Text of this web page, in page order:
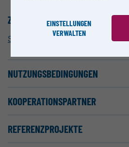
ZUORDNUNG ZUR
Spektroskopie
NUTZUNGSBEDINGUNGEN
KOOPERATIONSPARTNER
REFERENZPROJEKTE
EINSTELLUNGEN
VERWALTEN